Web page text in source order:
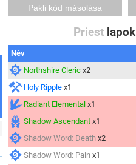
Priestlapok
Név
Northshire Cleric x2
Holy Ripple x1
Radiant Elemental x1
Shadow Ascendant x1
Shadow Word: Death x2
Shadow Word: Pain x1